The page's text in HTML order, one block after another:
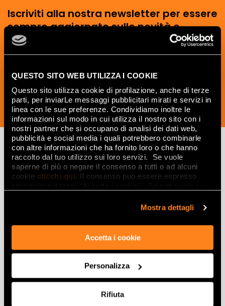
QUESTO SITO WEB UTILIZZA I COOKIE
Questo sito utilizza cookie di profilazione, anche di terze
parti, per inviarLe messaggi pubblicitari mirati e servizi in
linea con le sue preferenze. Condividiamo inoltre le
informazioni sul modo in cui utilizza il nostro sito con i
nostri partner che si occupano di analisi dei dati web,
pubblicità e social media i quali potrebbero combinarle
con altre informazioni che ha fornito loro o che hanno
raccolto dal tuo utilizzo sui loro servizi. Se vuole
saperne di più o negare il consenso a tutti o ad alcuni
cookie clicchi qui. Il consenso può essere espresso
Mostra dettagli
Accetta i cookie
Personalizza
Rifiuta
Iscriviti alla nostra newsletter per essere
sempre aggiornato sulle novità e
ricevere idee, consigli e suggerimenti
del mondo della ceramica e dell’interior
ISCRIVITI ORA
Lasciati
ispirare
ed effetti
Gres porcellanato effetto marmo
Gres porcellanato effetto legno
Gres porcellanato effetto pietra